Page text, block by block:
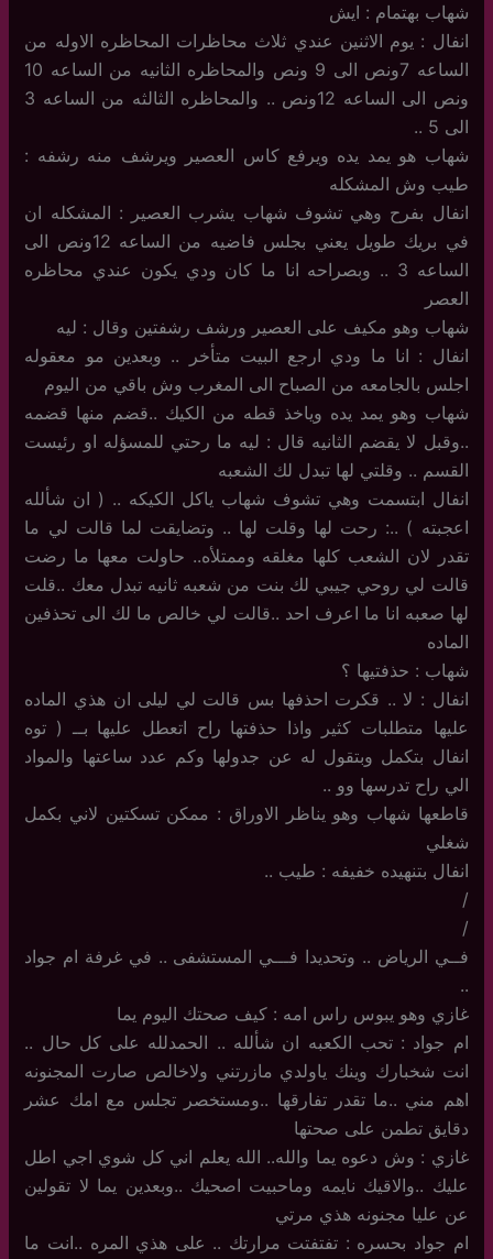
شهاب بهتمام : ايش
انفال : يوم الاثنين عندي ثلاث محاظرات المحاظره الاوله من
الساعه 7ونص الى 9 ونص والمحاظره الثانيه من الساعه 10
ونص الى الساعه 12ونص .. والمحاظره الثالثه من الساعه 3
الى 5 ..
شهاب هو يمد يده ويرفع كاس العصير ويرشف منه رشفه :
طيب وش المشكله
انفال بفرح وهي تشوف شهاب يشرب العصير : المشكله ان
في بريك طويل يعني بجلس فاضيه من الساعه 12ونص الى
الساعه 3 .. وبصراحه انا ما كان ودي يكون عندي محاظره
العصر
شهاب وهو مكيف على العصير ورشف رشفتين وقال : ليه
انفال : انا ما ودي ارجع البيت متأخر .. وبعدين مو معقوله
اجلس بالجامعه من الصباح الى المغرب وش باقي من اليوم
شهاب وهو يمد يده وياخذ قطه من الكيك ..قضم منها قضمه
..وقبل لا يقضم الثانيه قال : ليه ما رحتي للمسؤله او رئيست
القسم .. وقلتي لها تبدل لك الشعبه
انفال ابتسمت وهي تشوف شهاب ياكل الكيكه .. ( ان شألله
اعجبته ) ..: رحت لها وقلت لها .. وتضايقت لما قالت لي ما
تقدر لان الشعب كلها مغلقه وممتلأه.. حاولت معها ما رضت
قالت لي روحي جيبي لك بنت من شعبه ثانيه تبدل معك ..قلت
لها صعبه انا ما اعرف احد ..قالت لي خالص ما لك الى تحذفين
الماده
شهاب : حذفتيها ؟
انفال : لا .. قكرت احذفها بس قالت لي ليلى ان هذي الماده
عليها متطلبات كثير واذا حذفتها راح اتعطل عليها بــ ( توه
انفال بتكمل وبتقول له عن جدولها وكم عدد ساعتها والمواد
الي راح تدرسها وو ..
قاطعها شهاب وهو يناظر الاوراق : ممكن تسكتين لاني بكمل
شغلي
انفال بتنهيده خفيفه : طيب ..
/
/
فــي الرياض .. وتحديدا فـــي المستشفى .. في غرفة ام جواد
..
غازي وهو يبوس راس امه : كيف صحتك اليوم يما
ام جواد : تحب الكعبه ان شألله .. الحمدلله على كل حال ..
انت شخبارك وينك ياولدي مازرتني ولاخالص صارت المجنونه
اهم مني ..ما تقدر تفارقها ..ومستخصر تجلس مع امك عشر
دقايق تطمن على صحتها
غازي : وش دعوه يما والله.. الله يعلم اني كل شوي اجي اطل
عليك ..والاقيك نايمه وماحبيت اصحيك ..وبعدين يما لا تقولين
عن عليا مجنونه هذي مرتي
ام جواد بحسره : تفتفتت مرارتك .. على هذي المره ..انت ما